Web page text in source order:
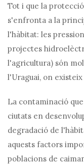
Tot i que la
s'enfronta a la
l'hàbitat: les
projectes
l'agricultura) són
l'Uraguai, on
La contaminació
ciutats en
degradació de
aquests factors
poblacions de